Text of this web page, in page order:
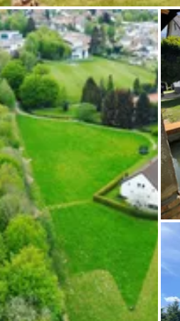
Bons cadeaux
À propos de nous
Shop
Contact
Select language